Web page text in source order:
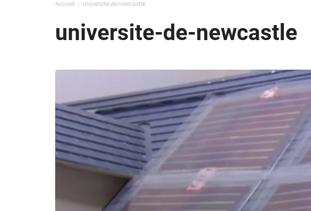
Accueil universite-de-newcastle
universite-de-newcastle